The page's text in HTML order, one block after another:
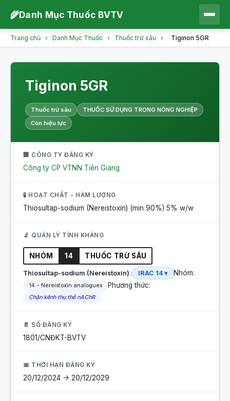
🌾Danh Mục Thuốc BVTV
Trang chủ › Danh Mục Thuốc › Thuốc trừ sâu › Tiginon 5GR
Tiginon 5GR
Thuốc trừ sâu
THUỐC SỬ DỤNG TRONG NÔNG NGHIỆP
Còn hiệu lực
🏢 CÔNG TY ĐĂNG KÝ
Công ty CP VTNN Tiền Giang
🧪 HOẠT CHẤT - HÀM LƯỢNG
Thiosultap-sodium (Nereistoxin) (min 90%) 5% w/w
🔬 QUẢN LÝ TÍNH KHÁNG
NHÓM 14 THUỐC TRỪ SÂU
Thiosultap-sodium (Nereistoxin) IRAC 14 ▾ Nhóm:
14 - Nereistoxin analogues Phương thức:
Chặn kênh thụ thể nAChR
📄 SỐ ĐĂNG KÝ
1801/CNĐKT-BVTV
📅 THỜI HẠN ĐĂNG KÝ
20/12/2024 -> 20/12/2029